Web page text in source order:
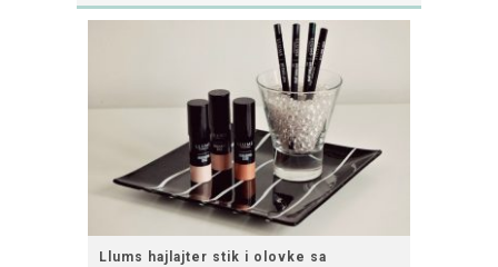
Llums hajlajter stik i olovke sa